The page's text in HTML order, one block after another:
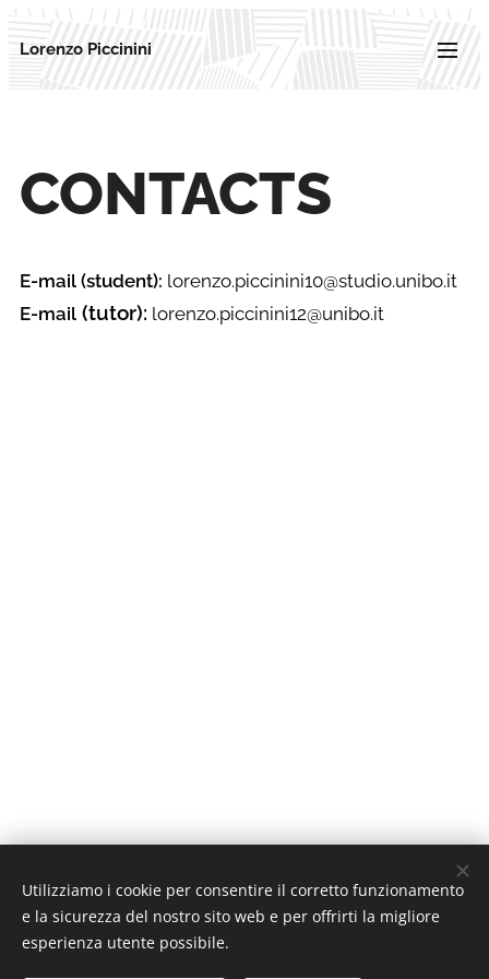
Lorenzo Piccinini
CONTACTS
E-mail (student): lorenzo.piccinini10@studio.unibo.it
E-mail (tutor): lorenzo.piccinini12@unibo.it
Utilizziamo i cookie per consentire il corretto funzionamento
e la sicurezza del nostro sito web e per offrirti la migliore
esperienza utente possibile.